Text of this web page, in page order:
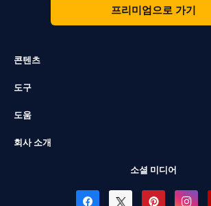
프리미엄으로 가기
콘텐츠
도구
도움
회사 소개
소셜 미디어